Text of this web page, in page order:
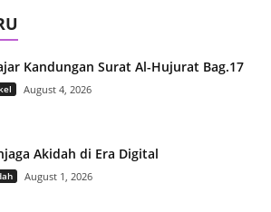
Kandungan Surat Al-Hujurat Bag.17
August 4, 2026
Akidah di Era Digital
August 1, 2026